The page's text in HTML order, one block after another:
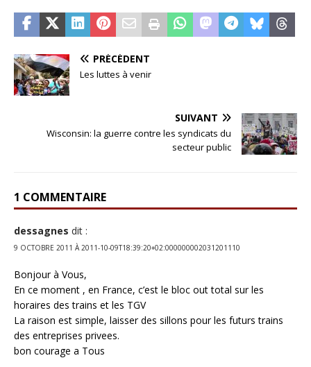
PRÉCÉDENT
Les luttes à venir
SUIVANT
Wisconsin: la guerre contre les syndicats du
secteur public
1 COMMENTAIRE
dessagnes dit :
9 OCTOBRE 2011 À 2011-10-09T18:39:20+02:000000002031201110
Bonjour à Vous,
En ce moment , en France, c’est le bloc out total sur les
horaires des trains et les TGV
La raison est simple, laisser des sillons pour les futurs trains
des entreprises privees.
bon courage a Tous